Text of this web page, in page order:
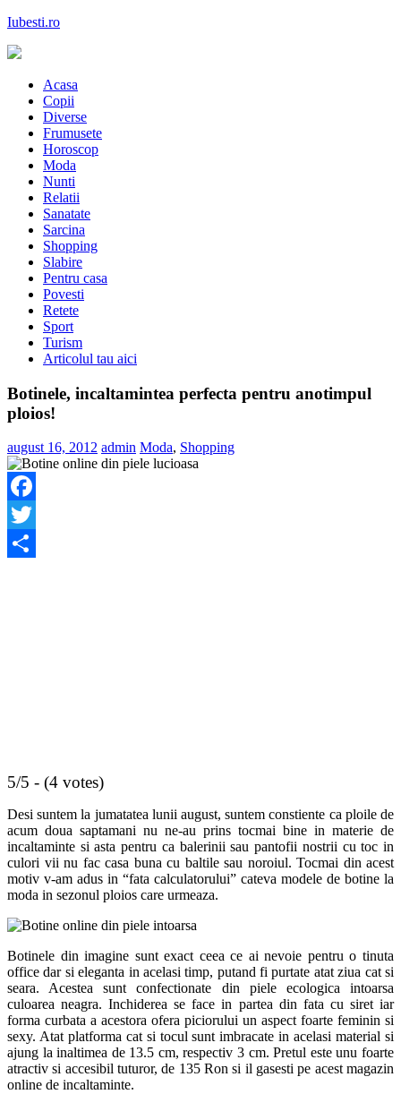
Skip
content
Iubesti.ro
astazi
Acasa
Copii
Diverse
Frumusete
Horoscop
Moda
Nunti
Relatii
Sanatate
Sarcina
Shopping
Slabire
Pentru casa
Povesti
Retete
Sport
Turism
Articolul tau aici
Botinele, incaltamintea perfecta pentru anotimpul
ploios!
august 16, 2012 admin Moda, Shopping
Facebook
Twitter
5/5 - (4 votes)
Desi suntem la jumatatea lunii august, suntem constiente ca ploile de
acum doua saptamani nu ne-au prins tocmai bine in materie de
incaltaminte si asta pentru ca balerinii sau pantofii nostrii cu toc in
culori vii nu fac casa buna cu baltile sau noroiul. Tocmai din acest
motiv v-am adus in “fata calculatorului” cateva modele de botine la
moda in sezonul ploios care urmeaza.
Botinele din imagine sunt exact ceea ce ai nevoie pentru o tinuta
office dar si eleganta in acelasi timp, putand fi purtate atat ziua cat si
seara. Acestea sunt confectionate din piele ecologica intoarsa
culoarea neagra. Inchiderea se face in partea din fata cu siret iar
forma curbata a acestora ofera piciorului un aspect foarte feminin si
sexy. Atat platforma cat si tocul sunt imbracate in acelasi material si
ajung la inaltimea de 13.5 cm, respectiv 3 cm. Pretul este unu foarte
atractiv si accesibil tuturor, de 135 Ron si il gasesti pe acest magazin
online de incaltaminte.